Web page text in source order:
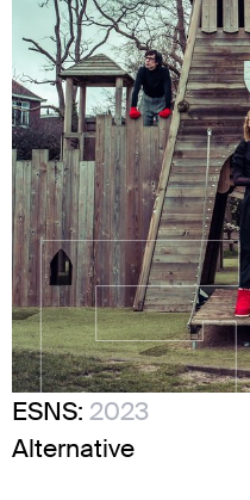
ESNS: 2023
Alternative